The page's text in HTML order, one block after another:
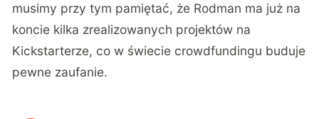
musimy przy tym pamiętać, że Rodman ma już na
koncie kilka zrealizowanych projektów na
Kickstarterze, co w świecie crowdfundingu buduje
pewne zaufanie.